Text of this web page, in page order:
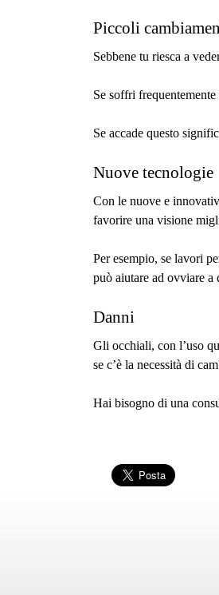
Piccoli
Sebbene tu riesca a
Se soffri
Se accade questo
Nuove tecnologie
Con le nuove e
favorire una visione
Per esempio, se lavori
può aiutare ad ovviare a
Danni
Gli occhiali, con l’uso
se c’è la necessità di
Hai bisogno di una